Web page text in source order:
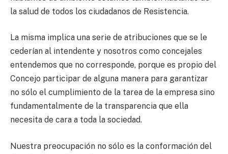
la salud de todos los ciudadanos de Resistencia.
La misma implica una serie de atribuciones que se le
cederían al intendente y nosotros como concejales
entendemos que no corresponde, porque es propio del
Concejo participar de alguna manera para garantizar
no sólo el cumplimiento de la tarea de la empresa sino
fundamentalmente de la transparencia que ella
necesita de cara a toda la sociedad.
Nuestra preocupación no sólo es la conformación del